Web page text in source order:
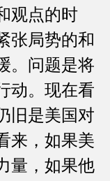
观点的时
张局势的和
。问题是将
动。现在看
旧是美国对
来，如果美
量，如果他